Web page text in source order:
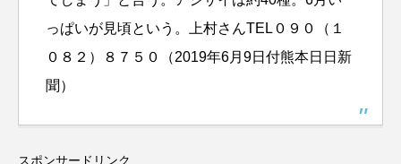
っぱいが見頃という。上村さんTEL０９０（１
０８２）８７５０（2019年6月9日付熊本日日新
聞）
スポンサードリンク